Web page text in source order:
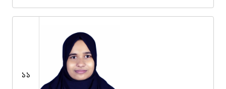
১১